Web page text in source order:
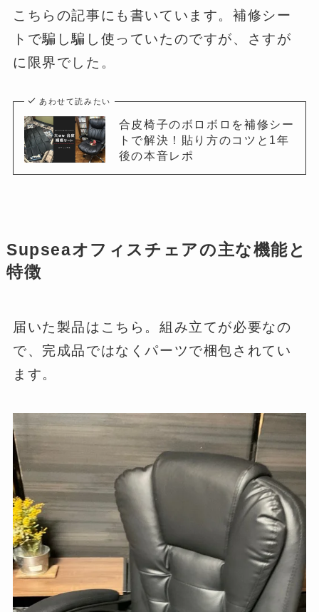
こちらの記事にも書いています。補修シー
トで騙し騙し使っていたのですが、さすが
に限界でした。
あわせて読みたい
合皮椅子のボロボロを補修シー
トで解決！貼り方のコツと1年
後の本音レポ
Supseaオフィスチェアの主な機能と
特徴
届いた製品はこちら。組み立てが必要なの
で、完成品ではなくパーツで梱包されてい
ます。